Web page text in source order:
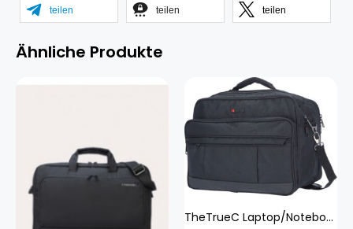
teilen teilen teilen
Ähnliche Produkte
TheTrueC Laptop/Notebook Tasche schwarz